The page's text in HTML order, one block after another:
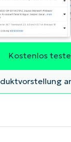
Kostenlos